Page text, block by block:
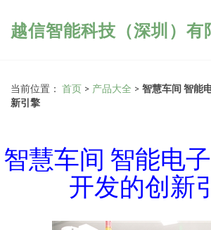
越信智能科技（深圳）有
当前位置： 首页 > 产品大全 > 智慧车间 智能
新引擎
智慧车间 智能电
开发的创新